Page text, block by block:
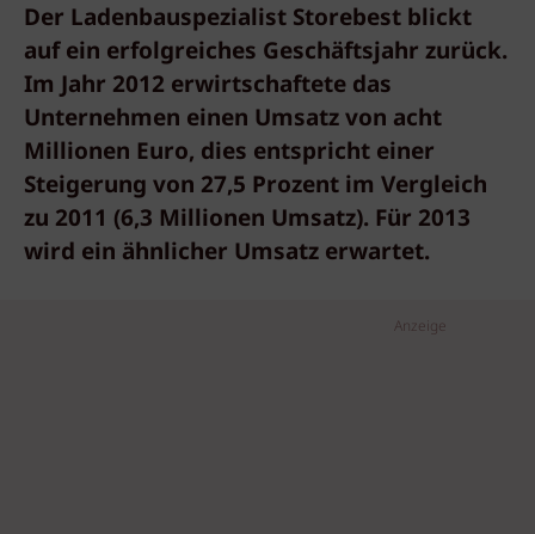
Der Ladenbauspezialist Storebest blickt
auf ein erfolgreiches Geschäftsjahr zurück.
Im Jahr 2012 erwirtschaftete das
Unternehmen einen Umsatz von acht
Millionen Euro, dies entspricht einer
Steigerung von 27,5 Prozent im Vergleich
zu 2011 (6,3 Millionen Umsatz). Für 2013
wird ein ähnlicher Umsatz erwartet.
Anzeige